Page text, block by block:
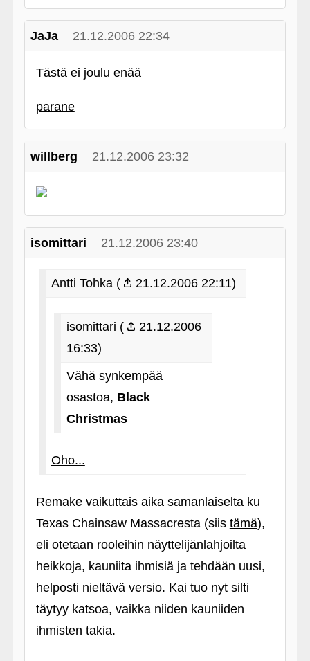
JaJa 21.12.2006 22:34
Tästä ei joulu enää
parane
willberg 21.12.2006 23:32
isomittari 21.12.2006 23:40
Antti Tohka ( 21.12.2006 22:11)
isomittari (
21.12.2006
16:33)
Vähä synkempää
osastoa, Black
Christmas
Oho...
Remake vaikuttais aika samanlaiselta ku
Texas Chainsaw Massacresta (siis tämä),
eli otetaan rooleihin näyttelijänlahjoilta
heikkoja, kauniita ihmisiä ja tehdään uusi,
helposti nieltävä versio. Kai tuo nyt silti
täytyy katsoa, vaikka niiden kauniiden
ihmisten takia.